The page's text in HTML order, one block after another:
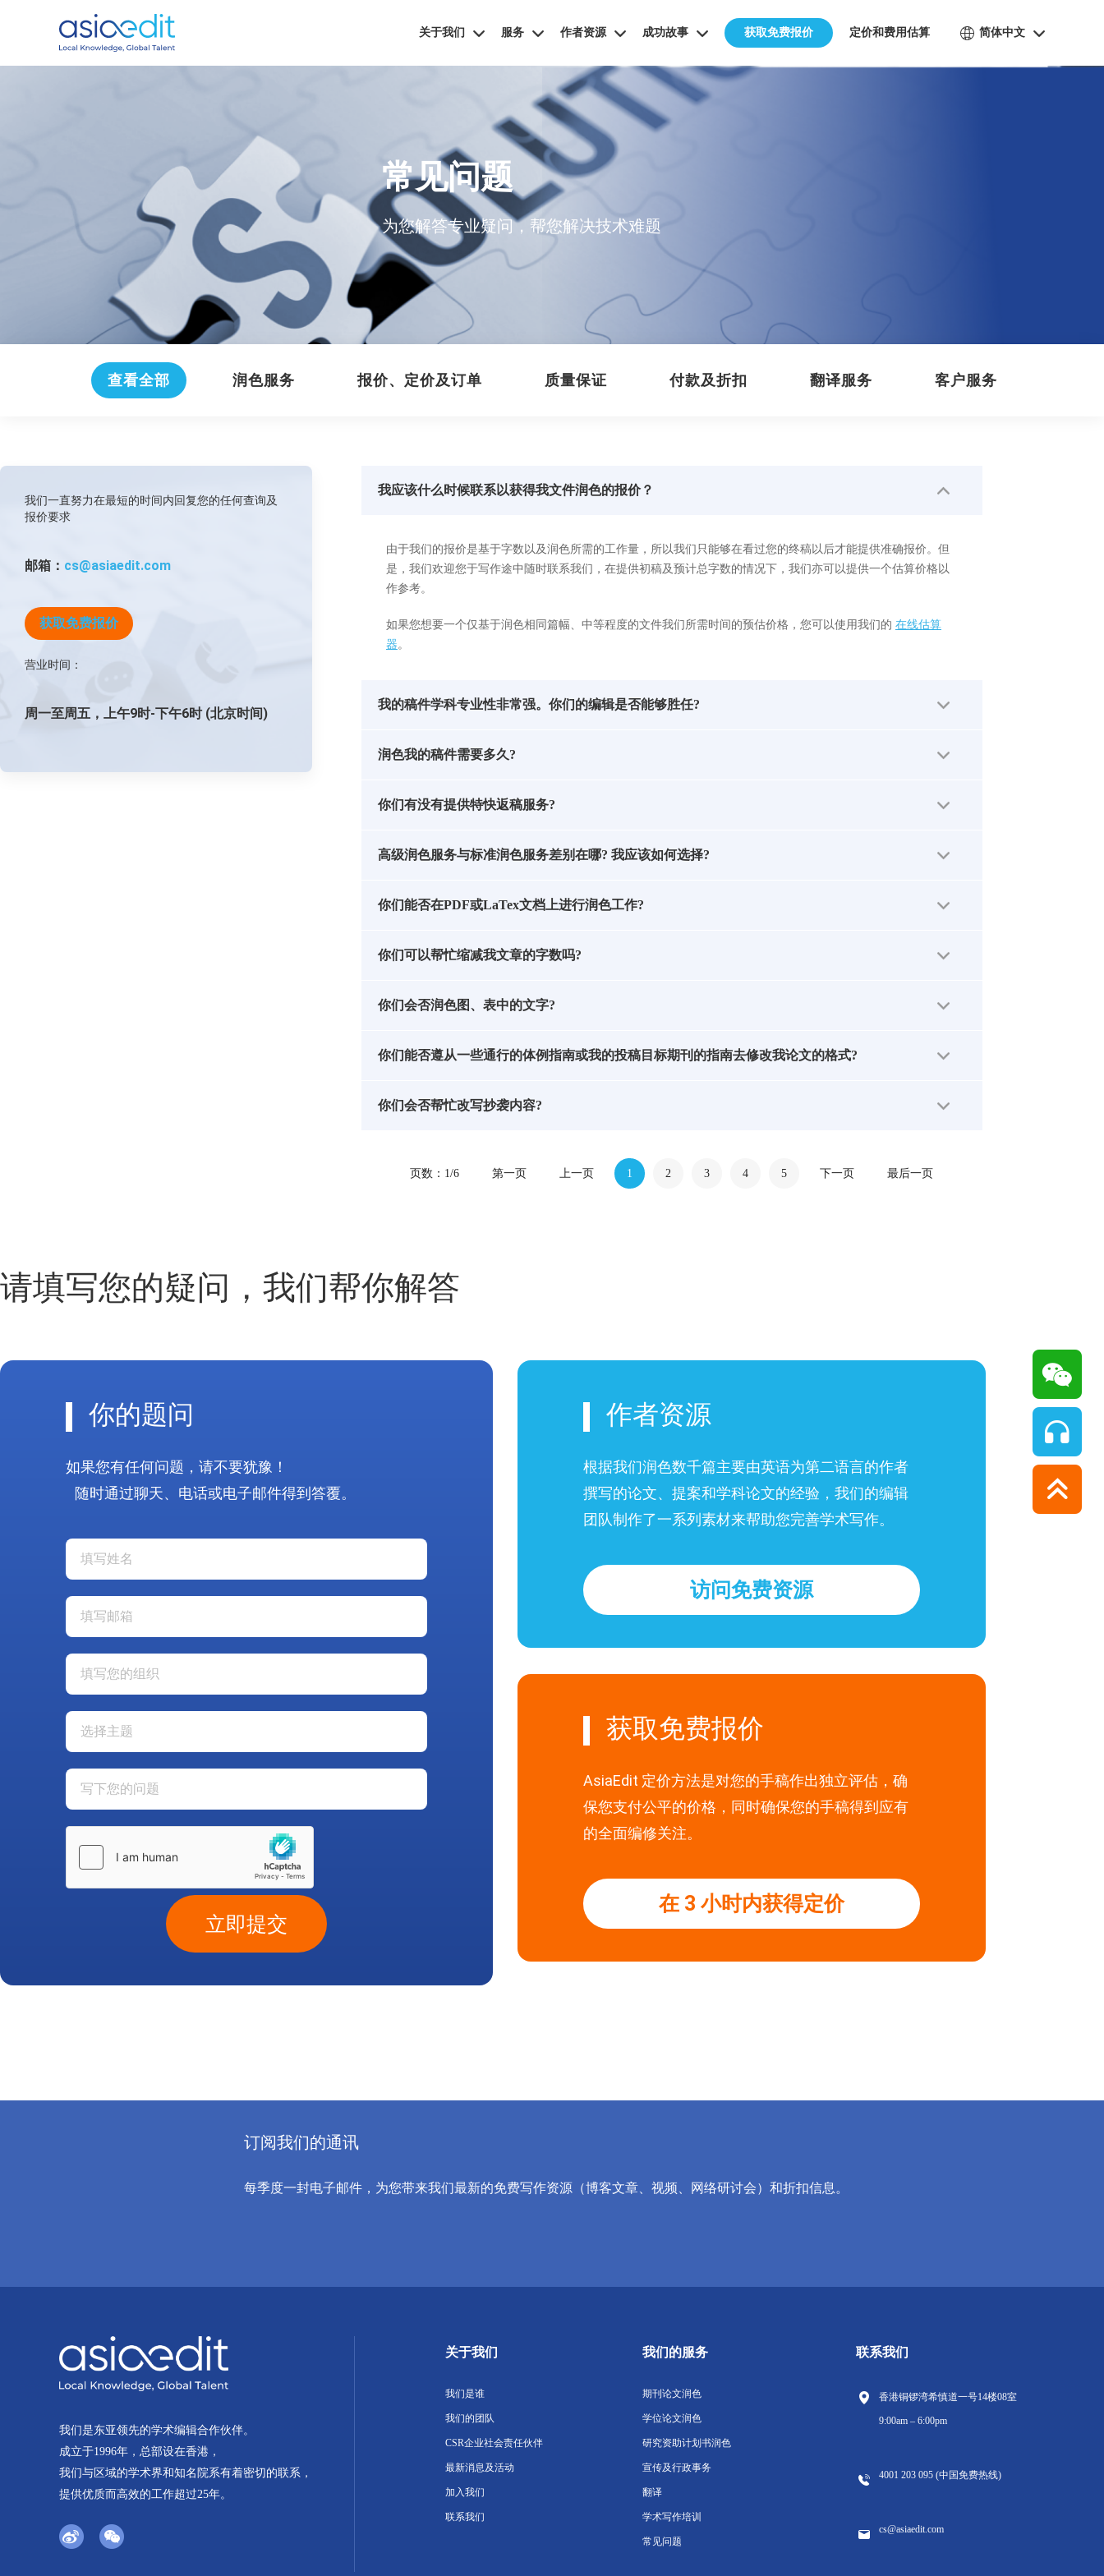
关于我们 服务 作者资源 成功故事 获取免费报价 定价和费用估算 简体中文
常见问题
为您解答专业疑问，帮您解决技术难题
查看全部 润色服务 报价、定价及订单 质量保证 付款及折扣 翻译服务 客户服务
我们一直努力在最短的时间内回复您的任何查询及
报价要求
邮箱： cs@asiaedit.com
获取免费报价
营业时间：
周一至周五，上午9时-下午6时 (北京时间)
我应该什么时候联系以获得我文件润色的报价？
由于我们的报价是基于字数以及润色所需的工作量，所以我们只能够在看过您的终稿以后才能提供准确报价。但
是，我们欢迎您于写作途中随时联系我们，在提供初稿及预计总字数的情况下，我们亦可以提供一个估算价格以
作参考。
如果您想要一个仅基于润色相同篇幅、中等程度的文件我们所需时间的预估价格，您可以使用我们的 在线估算
器。
我的稿件学科专业性非常强。你们的编辑是否能够胜任?
润色我的稿件需要多久?
你们有没有提供特快返稿服务?
高级润色服务与标准润色服务差别在哪? 我应该如何选择?
你们能否在PDF或LaTex文档上进行润色工作?
你们可以帮忙缩减我文章的字数吗?
你们会否润色图、表中的文字?
你们能否遵从一些通行的体例指南或我的投稿目标期刊的指南去修改我论文的格式?
你们会否帮忙改写抄袭内容?
页数：1/6 第一页 上一页 1 2 3 4 5 下一页 最后一页
请填写您的疑问，我们帮你解答
你的题问
如果您有任何问题，请不要犹豫！
随时通过聊天、电话或电子邮件得到答覆。
立即提交
作者资源
根据我们润色数千篇主要由英语为第二语言的作者
撰写的论文、提案和学科论文的经验，我们的编辑
团队制作了一系列素材来帮助您完善学术写作。
访问免费资源
获取免费报价
AsiaEdit 定价方法是对您的手稿作出独立评估，确
保您支付公平的价格，同时确保您的手稿得到应有
的全面编修关注。
在 3 小时内获得定价
订阅我们的通讯
每季度一封电子邮件，为您带来我们最新的免费写作资源（博客文章、视频、网络研讨会）和折扣信息。
我们是东亚领先的学术编辑合作伙伴。
成立于1996年，总部设在香港，
我们与区域的学术界和知名院系有着密切的联系，
提供优质而高效的工作超过25年。
关于我们
我们是谁
我们的团队
CSR企业社会责任伙伴
最新消息及活动
加入我们
联系我们
我们的服务
期刊论文润色
学位论文润色
研究资助计划书润色
宣传及行政事务
翻译
学术写作培训
常见问题
联系我们
香港铜锣湾希慎道一号14楼08室
9:00am – 6:00pm
4001 203 095 (中国免费热线)
cs@asiaedit.com